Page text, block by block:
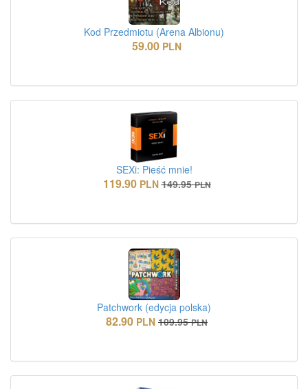
Kod Przedmiotu (Arena Albionu)
59.00 PLN
SEXi: Pieść mnie!
119.90 PLN 149.95 PLN
Patchwork (edycja polska)
82.90 PLN 109.95 PLN